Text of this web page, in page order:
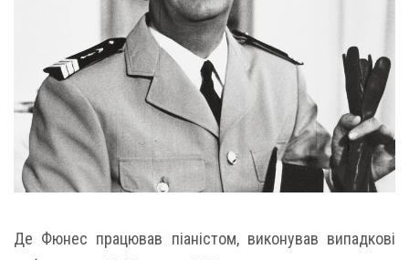
Де Фюнес працював піаністом, виконував випадкові